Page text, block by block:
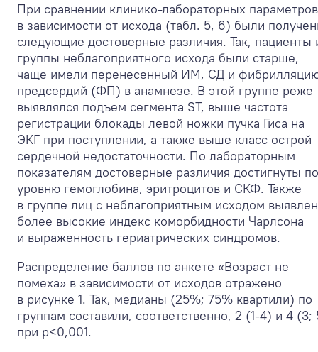
При сравнении клинико-лабораторных параметров
в зависимости от исхода (табл. 5, 6) были
следующие достоверные различия. Так, пациенты
группы неблагоприятного исхода были старше,
чаще имели перенесенный ИМ, СД и
предсердий (ФП) в анамнезе. В этой группе реже
выявлялся подъем сегмента ST, выше частота
регистрации блокады левой ножки пучка Гиса на
ЭКГ при поступлении, а также выше класс острой
сердечной недостаточности. По лабораторным
показателям достоверные различия достигнуты по
уровню гемоглобина, эритроцитов и СКФ. Также
в группе лиц с неблагоприятным исходом
более высокие индекс коморбидности Чарлсона
и выраженность гериатрических синдромов.
Распределение баллов по анкете «Возраст не
помеха» в зависимости от исходов отражено
в рисунке 1. Так, медианы (25%; 75% квартили) по
группам составили, соответственно, 2 (1-4) и 4 (3;
при p<0,001.